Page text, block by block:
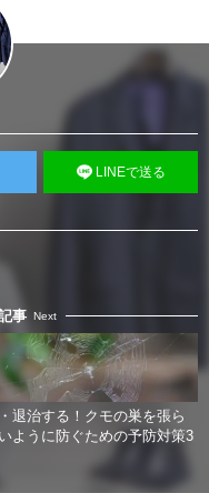
LINEで送る
事 Next
退治する！クモの巣を張ら
ように防ぐための予防対策3